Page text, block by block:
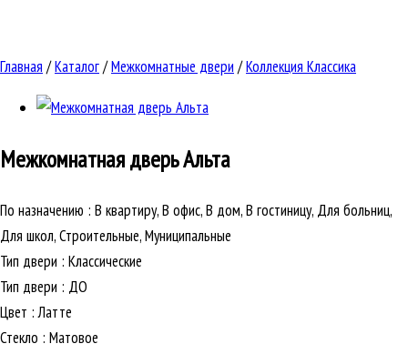
Главная /Каталог/Межкомнатные двери /Коллекция Классика
Межкомнатная дверьАльта
По назначению : В квартиру, В офис, В дом, В гостиницу, Для больниц,
Для школ, Строительные, Муниципальные
Тип двери : Классические
Тип двери : ДО
Цвет :Латте
Стекло : Матовое